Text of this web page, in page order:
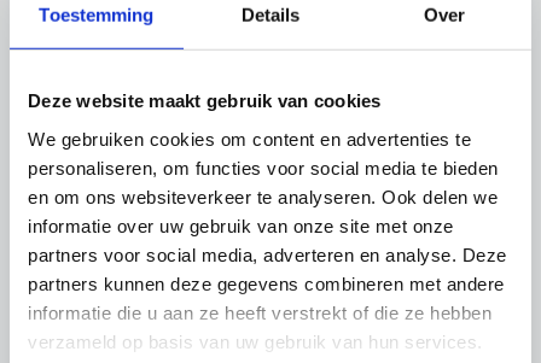
Toestemming Details Over
Deze website maakt gebruik van cookies
We gebruiken cookies om content en advertenties te
personaliseren, om functies voor social media te bieden
en om ons websiteverkeer te analyseren. Ook delen we
informatie over uw gebruik van onze site met onze
partners voor social media, adverteren en analyse. Deze
partners kunnen deze gegevens combineren met andere
informatie die u aan ze heeft verstrekt of die ze hebben
verzameld op basis van uw gebruik van hun services.
steeds nieuwe trainingen en toolboxen
toe die speciaal voor de bedrijfstak zijn
veilig werken met rolsteigers en
'Functioneren en beoordelen' zowel voor
leidinggegevenden als medewerkers.
U leest het in OnderhoudNL
Thema's